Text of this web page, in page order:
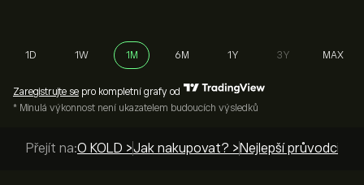
1D 1W 1M 6M 1Y 3Y MAX
Zaregistrujte se pro kompletní grafy od
* Minulá výkonnost není ukazatelem budoucích výsledků
Přejít na:O KOLD >Jak nakupovat? > Nejlepší průvodci >